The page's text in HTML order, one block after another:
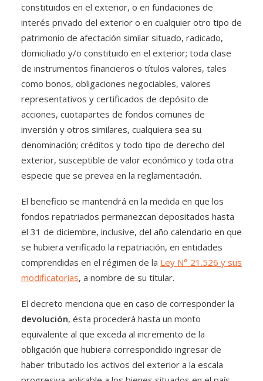
constituidos en el exterior, o en fundaciones de
interés privado del exterior o en cualquier otro tipo de
patrimonio de afectación similar situado, radicado,
domiciliado y/o constituido en el exterior; toda clase
de instrumentos financieros o títulos valores, tales
como bonos, obligaciones negociables, valores
representativos y certificados de depósito de
acciones, cuotapartes de fondos comunes de
inversión y otros similares, cualquiera sea su
denominación; créditos y todo tipo de derecho del
exterior, susceptible de valor económico y toda otra
especie que se prevea en la reglamentación.
El beneficio se mantendrá en la medida en que los
fondos repatriados permanezcan depositados hasta
el 31 de diciembre, inclusive, del año calendario en que
se hubiera verificado la repatriación, en entidades
comprendidas en el régimen de la Ley N° 21.526 y sus
modificatorias, a nombre de su titular.
El decreto menciona que en caso de corresponder la
devolución, ésta procederá hasta un monto
equivalente al que exceda al incremento de la
obligación que hubiera correspondido ingresar de
haber tributado los activos del exterior a la escala